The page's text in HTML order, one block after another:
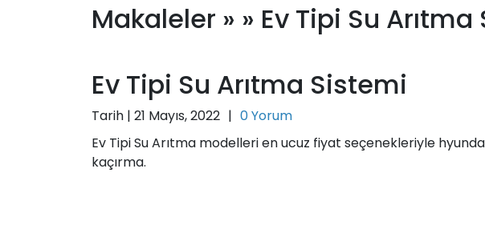
Makaleler » » Ev Tipi Su
Ev Tipi Su Arıtma Sistemi
Tarih | 21 Mayıs, 2022 | 0 Yorum
Ev Tipi Su Arıtma modelleri en ucuz fiyat seçenekleriyle
kaçırma.